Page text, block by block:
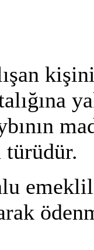
türüdür.